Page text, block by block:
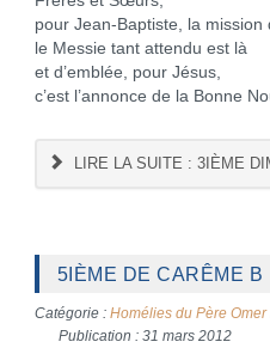
pour Jean-Baptiste, la mission
le Messie tant attendu est là
et d’emblée, pour Jésus,
c’est l’annonce de la Bonne
LIRE LA SUITE : 3IÈME
5IÈME DE CARÊME B
Catégorie : Homélies du Père
Publication : 31 mars 2012